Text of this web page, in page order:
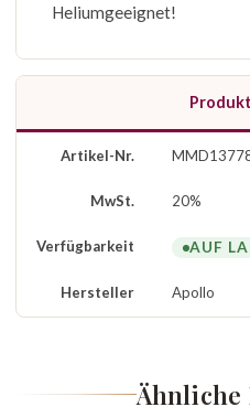
Heliumgeeignet!
Artikel-Nr.
MwSt. 20%
Verfügbarkeit AUF
Hersteller Apollo
Ähnliche